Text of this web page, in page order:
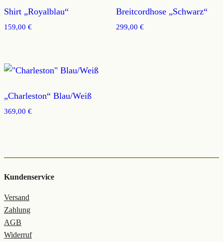
Shirt „Royalblau“
159,00 €
Breitcordhose „Schwarz“
299,00 €
„Charleston“ Blau/Weiß
369,00 €
Kundenservice
Versand
Zahlung
AGB
Widerruf